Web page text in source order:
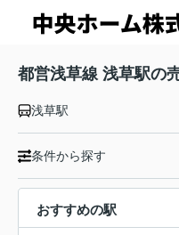
都営浅草線 浅草駅の
浅草駅
条件から探す
おすすめの駅